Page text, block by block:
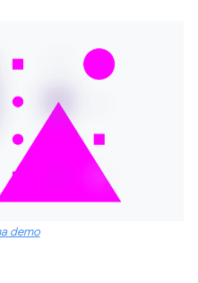
demo